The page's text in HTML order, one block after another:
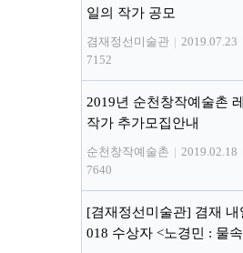
일의 작가 공모
겸재정선미술관 | 2019.07.23
7152
2019년 순천창작예술촌
작가 추가모집안내
순천창작예술촌 | 2019.02.18
7640
[겸재정선미술관] 겸재 내
018 수상자 <노경민 : 물